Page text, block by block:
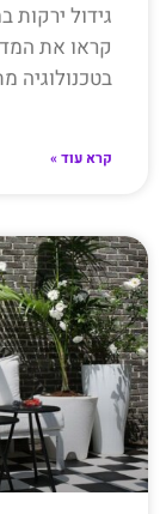
גידול ירקות
קראו את
בטכנולוגיה
קרא עוד »